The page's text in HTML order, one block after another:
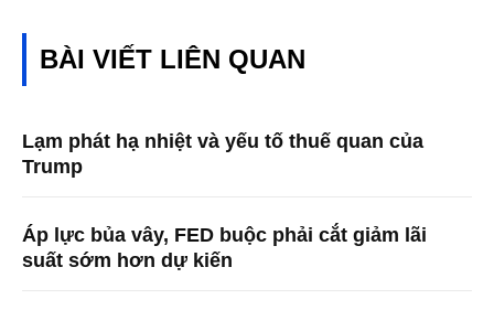
BÀI VIẾT LIÊN QUAN
Lạm phát hạ nhiệt và yếu tố thuế quan của
Trump
Áp lực bủa vây, FED buộc phải cắt giảm lãi
suất sớm hơn dự kiến